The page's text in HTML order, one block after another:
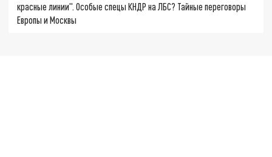
красные линии". Особые спецы КНДР на ЛБС? Тайные переговоры
Европы и Москвы